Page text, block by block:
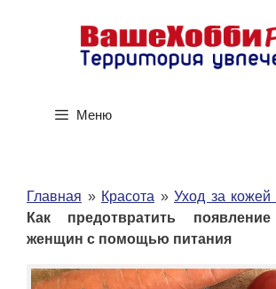
содержимому
Меню
Главная » Красота » Уход за кожей
Как предотвратить
женщин с помощью питания